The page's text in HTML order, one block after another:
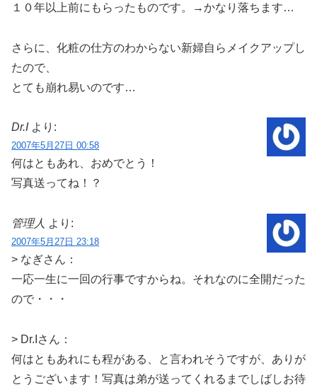
１０年以上前にもらったものです。→かなり落ちます…
さらに、化粧の仕方のわからない新婦自らメイクアップし
たので、
とても崩れ易いのです…
Dr.I より:
2007年5月27日 00:58
何はともあれ、おめでとう！
写真送ってね！？
管理人 より:
2007年5月27日 23:18
> なぎさん：
一応一生に一回の行事ですからね。それなのに全開だった
ので・・・
> Dr.Iさん：
何はともあれにも程がある、と言われそうですが、ありが
とうございます！写真は弟が送ってくれるまでしばしお待